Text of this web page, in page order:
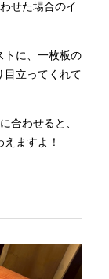
せた場合のイ
トに、一枚板の
目立ってくれて
合わせると、
ますよ！